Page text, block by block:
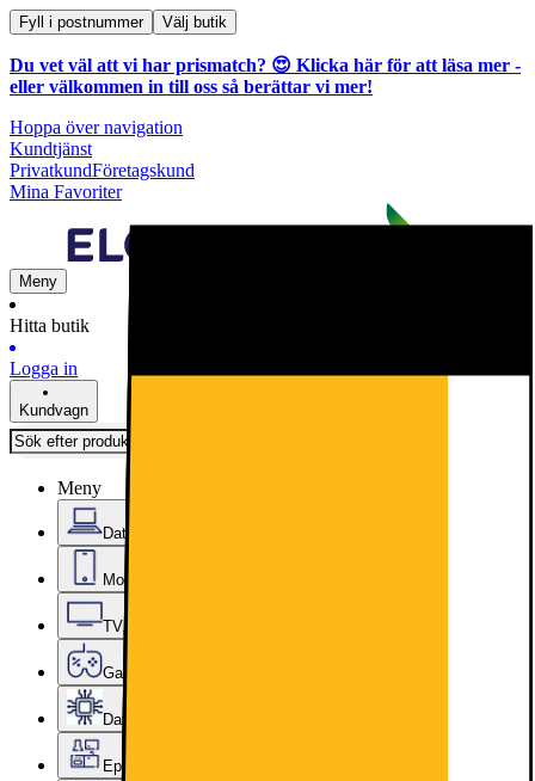
Fyll i postnummer Välj butik
Du vet väl att vi har prismatch? 😍 Klicka här för att läsa mer -
eller välkommen in till oss så berättar vi mer!
Hoppa över navigation
Kundtjänst
PrivatkundFöretagskund
Mina Favoriter
Meny
Hitta butik
Logga in
Kundvagn
Meny
Datorer & Kontor
Mobiler, Tablets & Smartklockor
TV, Ljud & Smart Hem
Gaming
Datorkomponenter
Epoq Kök & Tvättstuga